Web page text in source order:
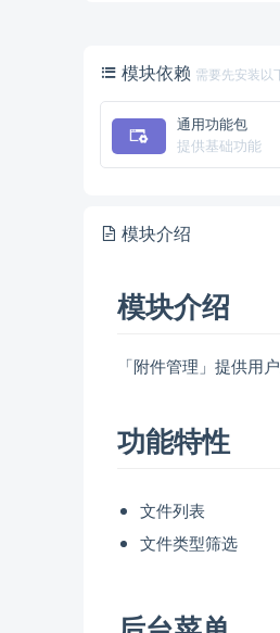
模块依赖 需要先安装以
通用功能包
提供基础功能
模块介绍
模块介绍
「附件管理」提供用
功能特性
文件列表
文件类型筛选